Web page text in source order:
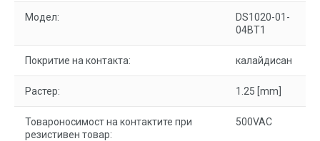
Модел:
DS1020-01-
04BT1
Покритие на контакта: калайдисан
Растер: 1.25 [mm]
Товароносимост на контактите при
резистивен товар:
500VAC